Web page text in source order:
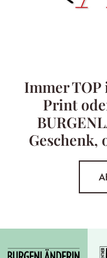
Immer
Print
Geschenk,